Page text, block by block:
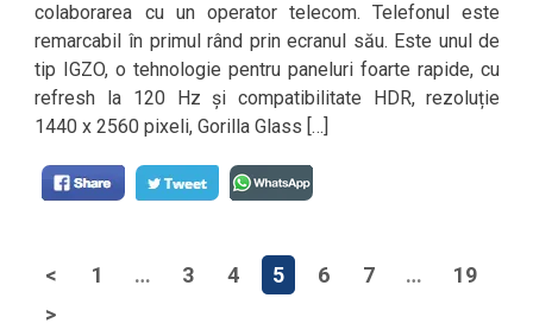
colaborarea cu un operator telecom. Telefonul este
remarcabil în primul rând prin ecranul său. Este unul de
tip IGZO, o tehnologie pentru paneluri foarte rapide, cu
refresh la 120 Hz și compatibilitate HDR, rezoluție
1440 x 2560 pixeli, Gorilla Glass […]
< 1 … 3 4 5 6 7 …
19
>